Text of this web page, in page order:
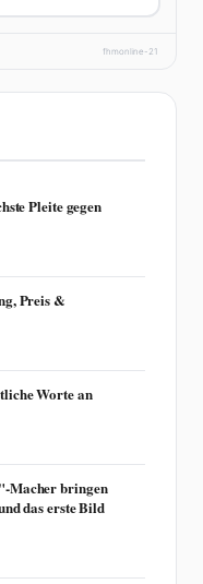
fhmonline-21
Pleite gegen
Preis &
Worte an
Macher bringen
das erste Bild